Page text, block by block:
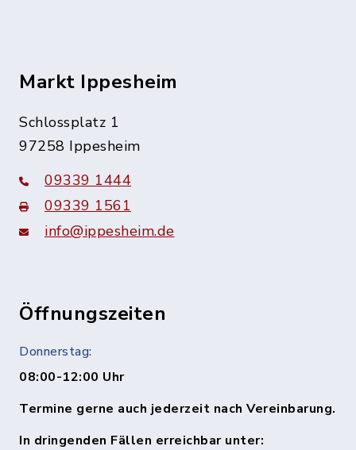
Markt Ippesheim
Schlossplatz 1
97258 Ippesheim
09339 1444
09339 1561
info@ippesheim.de
Öffnungszeiten
Donnerstag:
08:00-12:00 Uhr
Termine gerne auch jederzeit nach Vereinbarung.
In dringenden Fällen erreichbar unter: